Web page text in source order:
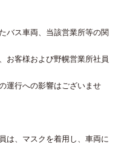
両、当該営業所等の関
および野幌営業所社員
の影響はございませ
スクを着用し、車両に